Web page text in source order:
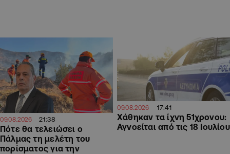
09.08.2026 21:38
Πότε θα τελειώσει ο
Πάλμας τη μελέτη του
πορίσματος για την
09.08.2026 17:41
Χάθηκαν τα ίχνη 51χρονου:
Αγνοείται από τις 18 Ιουλίου